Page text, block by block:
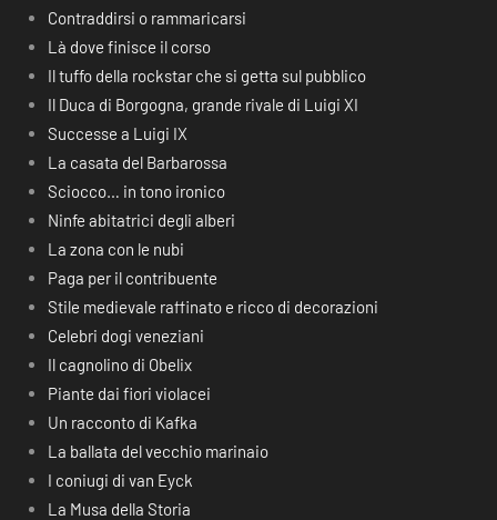
Contraddirsi o rammaricarsi
Là dove finisce il corso
Il tuffo della rockstar che si getta sul pubblico
Il Duca di Borgogna, grande rivale di Luigi XI
Successe a Luigi IX
La casata del Barbarossa
Sciocco… in tono ironico
Ninfe abitatrici degli alberi
La zona con le nubi
Paga per il contribuente
Stile medievale raffinato e ricco di decorazioni
Celebri dogi veneziani
Il cagnolino di Obelix
Piante dai fiori violacei
Un racconto di Kafka
La ballata del vecchio marinaio
I coniugi di van Eyck
La Musa della Storia